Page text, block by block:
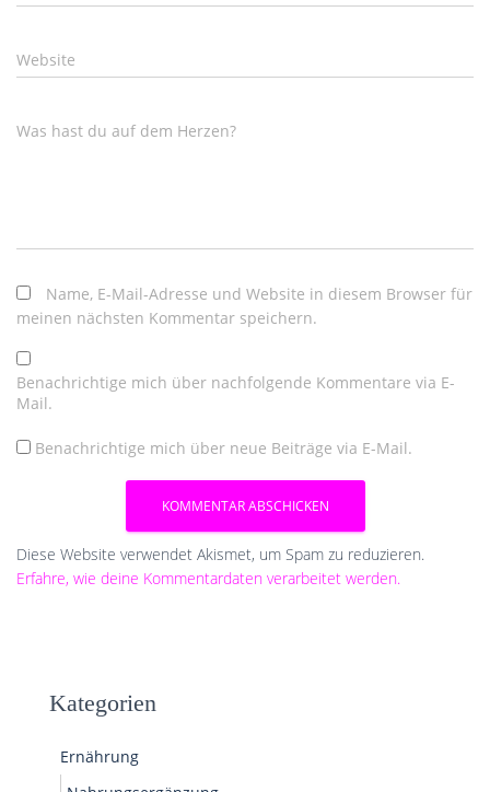
Website
Was hast du auf dem Herzen?
Name, E-Mail-Adresse und Website in diesem Browser für
meinen nächsten Kommentar speichern.
Benachrichtige mich über nachfolgende Kommentare via E-
Mail.
Benachrichtige mich über neue Beiträge via E-Mail.
Diese Website verwendet Akismet, um Spam zu reduzieren.
Erfahre, wie deine Kommentardaten verarbeitet werden.
Kategorien
Ernährung